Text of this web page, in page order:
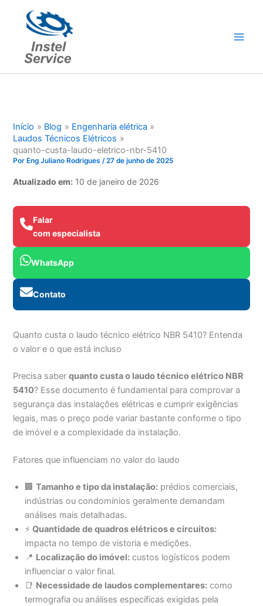
conteúdo
Início Blog
Engenharia elétrica
Laudos Técnicos Elétricos
quanto-custa-laudo-eletrico-nbr-5410
Por Eng Juliano Rodrigues/27 de junho de 2025
Atualizado em: 10 de janeiro de 2026
Falar
com especialista
WhatsApp
Contato
Quanto custa o laudo técnico elétrico NBR 5410? Entenda
o valor e o que está incluso
Precisa saberquanto custa o laudo técnico elétrico NBR
5410? Esse documento é fundamental para comprovar a
segurança das instalações elétricas e cumprir exigências
legais, mas o preço pode variar bastante conforme o tipo
de imóvel e a complexidade da instalação.
Fatores que influenciam no valor do laudo
🏢Tamanho e tipo da instalação: prédios comerciais,
indústrias ou condomínios geralmente demandam
análises mais detalhadas.
⚡Quantidade de quadros elétricos e circuitos:
impacta no tempo de vistoria e medições.
📍 Localização do imóvel: custos logísticos podem
influenciar o valor final.
📑 Necessidade de laudos complementares: como
termografia ou análises específicas exigidas pela